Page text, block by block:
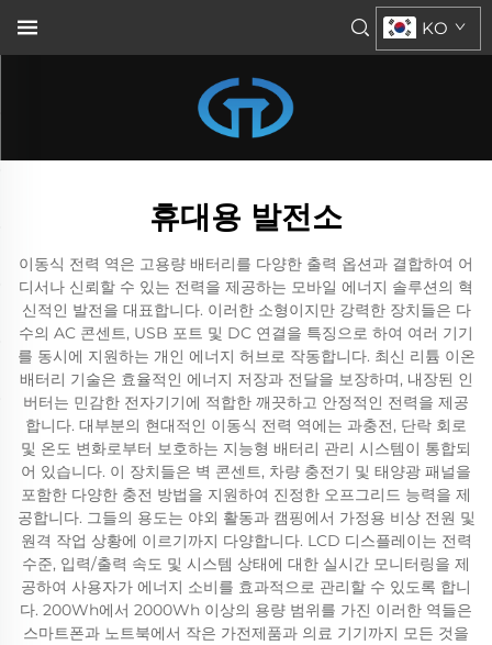
KO
휴대용 발전소
이동식 전력 역은 고용량 배터리를 다양한 출력 옵션과 결합하여 어
디서나 신뢰할 수 있는 전력을 제공하는 모바일 에너지 솔루션의 혁
신적인 발전을 대표합니다. 이러한 소형이지만 강력한 장치들은 다
수의 AC 콘센트, USB 포트 및 DC 연결을 특징으로 하여 여러 기기
를 동시에 지원하는 개인 에너지 허브로 작동합니다. 최신 리튬 이온
배터리 기술은 효율적인 에너지 저장과 전달을 보장하며, 내장된 인
버터는 민감한 전자기기에 적합한 깨끗하고 안정적인 전력을 제공
합니다. 대부분의 현대적인 이동식 전력 역에는 과충전, 단락 회로
및 온도 변화로부터 보호하는 지능형 배터리 관리 시스템이 통합되
어 있습니다. 이 장치들은 벽 콘센트, 차량 충전기 및 태양광 패널을
포함한 다양한 충전 방법을 지원하여 진정한 오프그리드 능력을 제
공합니다. 그들의 용도는 야외 활동과 캠핑에서 가정용 비상 전원 및
원격 작업 상황에 이르기까지 다양합니다. LCD 디스플레이는 전력
수준, 입력/출력 속도 및 시스템 상태에 대한 실시간 모니터링을 제
공하여 사용자가 에너지 소비를 효과적으로 관리할 수 있도록 합니
다. 200Wh에서 2000Wh 이상의 용량 범위를 가진 이러한 역들은
스마트폰과 노트북에서 작은 가전제품과 의료 기기까지 모든 것을